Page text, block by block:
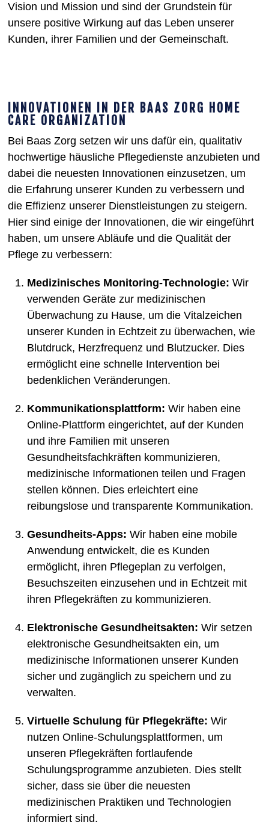
Vision und Mission und sind der Grundstein für
unsere positive Wirkung auf das Leben unserer
Kunden, ihrer Familien und der Gemeinschaft.
INNOVATIONEN IN DER BAAS ZORG HOME
CARE ORGANIZATION
Bei Baas Zorg setzen wir uns dafür ein, qualitativ
hochwertige häusliche Pflegedienste anzubieten und
dabei die neuesten Innovationen einzusetzen, um
die Erfahrung unserer Kunden zu verbessern und
die Effizienz unserer Dienstleistungen zu steigern.
Hier sind einige der Innovationen, die wir eingeführt
haben, um unsere Abläufe und die Qualität der
Pflege zu verbessern:
Medizinisches Monitoring-Technologie: Wir
verwenden Geräte zur medizinischen
Überwachung zu Hause, um die Vitalzeichen
unserer Kunden in Echtzeit zu überwachen, wie
Blutdruck, Herzfrequenz und Blutzucker. Dies
ermöglicht eine schnelle Intervention bei
bedenklichen Veränderungen.
Kommunikationsplattform: Wir haben eine
Online-Plattform eingerichtet, auf der Kunden
und ihre Familien mit unseren
Gesundheitsfachkräften kommunizieren,
medizinische Informationen teilen und Fragen
stellen können. Dies erleichtert eine
reibungslose und transparente Kommunikation.
Gesundheits-Apps: Wir haben eine mobile
Anwendung entwickelt, die es Kunden
ermöglicht, ihren Pflegeplan zu verfolgen,
Besuchszeiten einzusehen und in Echtzeit mit
ihren Pflegekräften zu kommunizieren.
Elektronische Gesundheitsakten: Wir setzen
elektronische Gesundheitsakten ein, um
medizinische Informationen unserer Kunden
sicher und zugänglich zu speichern und zu
verwalten.
Virtuelle Schulung für Pflegekräfte: Wir
nutzen Online-Schulungsplattformen, um
unseren Pflegekräften fortlaufende
Schulungsprogramme anzubieten. Dies stellt
sicher, dass sie über die neuesten
medizinischen Praktiken und Technologien
informiert sind.